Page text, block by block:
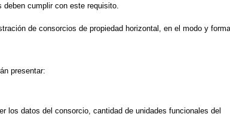
deben cumplir con este requisito.
de consorcios de propiedad horizontal, en el modo y forma
presentar:
los datos del consorcio, cantidad de unidades funcionales del